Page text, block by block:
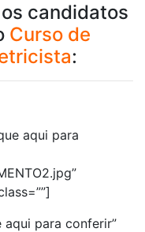
candidatos
Curso de
:
aqui para
aqui para conferir”